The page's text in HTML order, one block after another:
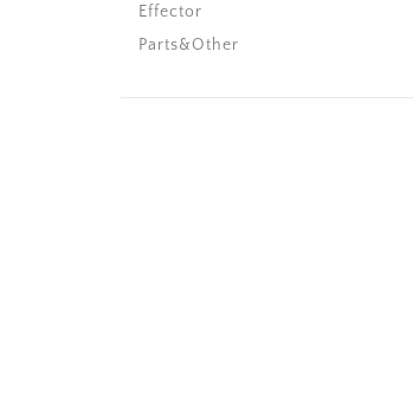
Effector
Parts&Other